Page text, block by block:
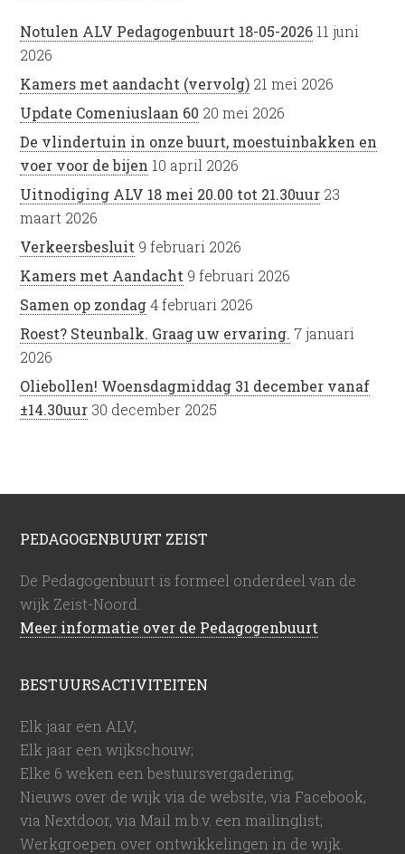
Notulen ALV Pedagogenbuurt 18-05-2026 11 juni
2026
Kamers met aandacht (vervolg) 21 mei 2026
Update Comeniuslaan 60 20 mei 2026
De vlindertuin in onze buurt, moestuinbakken en
voer voor de bijen 10 april 2026
Uitnodiging ALV 18 mei 20.00 tot 21.30uur 23
maart 2026
Verkeersbesluit 9 februari 2026
Kamers met Aandacht 9 februari 2026
Samen op zondag 4 februari 2026
Roest? Steunbalk. Graag uw ervaring. 7 januari
2026
Oliebollen! Woensdagmiddag 31 december vanaf
±14.30uur 30 december 2025
PEDAGOGENBUURT ZEIST
De Pedagogenbuurt is formeel onderdeel van de
wijk Zeist-Noord.
Meer informatie over de Pedagogenbuurt
BESTUURSACTIVITEITEN
Elk jaar een ALV;
Elk jaar een wijkschouw;
Elke 6 weken een bestuursvergadering;
Nieuws over de wijk via de website, via Facebook,
via Nextdoor, via Mail m.b.v. een mailinglist;
Werkgroepen over ontwikkelingen in de wijk.